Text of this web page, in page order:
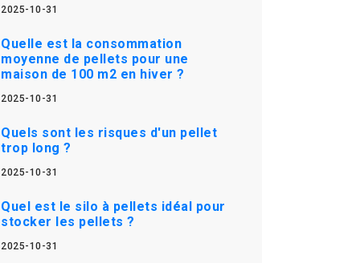
2025-10-31
Quelle est la consommation
moyenne de pellets pour une
maison de 100 m2 en hiver ?
2025-10-31
Quels sont les risques d'un pellet
trop long ?
2025-10-31
Quel est le silo à pellets idéal pour
stocker les pellets ?
2025-10-31